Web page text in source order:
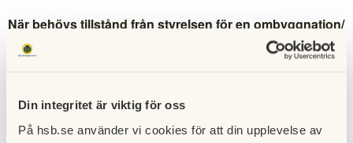
Din integritet är viktig för oss
På hsb.se använder vi cookies för att din upplevelse av
När behövs tillstånd från styrelsen för en ombyggnation/
ändring?
innan arbete påbörjas. Anledningen till detta är att styrelsen
ska få möjlighet att bedöma hur din ombyggnation påverkar